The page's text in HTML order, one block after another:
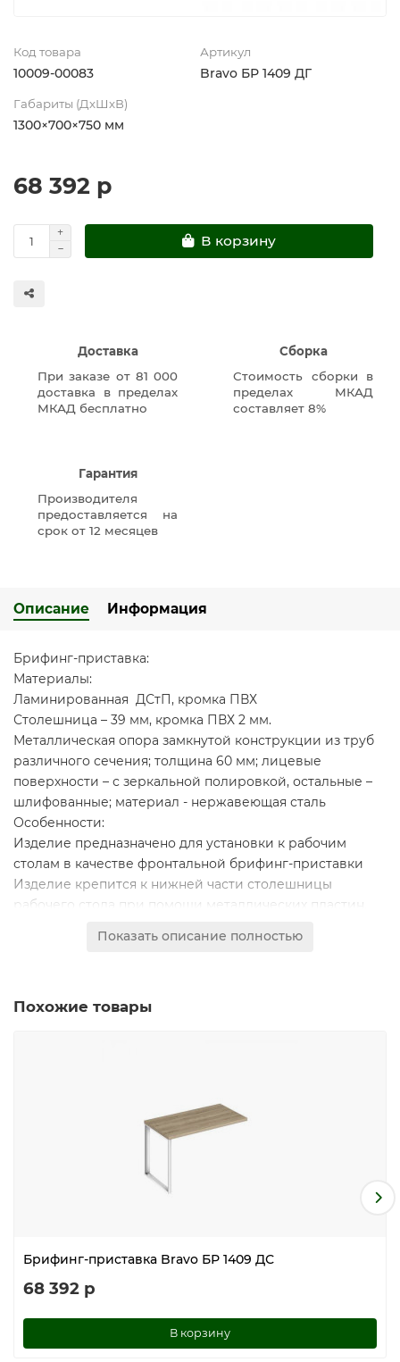
Код товара
10009-00083
Артикул
Bravo БР 1409 ДГ
Габариты (ДхШхВ)
1300×700×750 мм
68 392 р
В корзину
Доставка
При заказе от 81 000
доставка в пределах
МКАД бесплатно
Сборка
Стоимость сборки в
пределах МКАД
составляет 8%
Гарантия
Производителя
предоставляется на
срок от 12 месяцев
Описание Информация
Брифинг-приставка:
Материалы:
Ламинированная ДСтП, кромка ПВХ
Столешница – 39 мм, кромка ПВХ 2 мм.
Металлическая опора замкнутой конструкции из труб
различного сечения; толщина 60 мм; лицевые
поверхности – с зеркальной полировкой, остальные –
шлифованные; материал - нержавеющая сталь
Особенности:
Изделие предназначено для установки к рабочим
столам в качестве фронтальной брифинг-приставки
Изделие крепится к нижней части столешницы
рабочего стола при помощи металлических пластин,
Расчетное количество посадочных мест 4
Имеет регулировочные опоры
Показать описание полностью
Похожие товары
Брифинг-приставка Bravo БР 1409 ДС
68 392 р
В корзину